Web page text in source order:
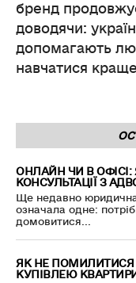
бренд
доводячи:
допомагають
навчатися
ОНЛАЙН ЧИ В
КОНСУЛЬТАЦІЇ З
Ще недавно
означала одне:
домовитися...
ЯК НЕ
КУПІВЛЕЮ